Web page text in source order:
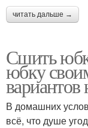
читать дальше →
Сшить
юбку
В домашних
всё, что душе